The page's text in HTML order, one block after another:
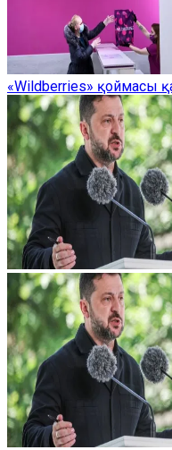
«Wildberries» қоймасы